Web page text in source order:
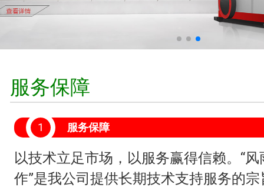
服务保障
服务保障
1
以技术立足市场，以服务赢得信赖。“
作”是我公司提供长期技术支持服务的宗